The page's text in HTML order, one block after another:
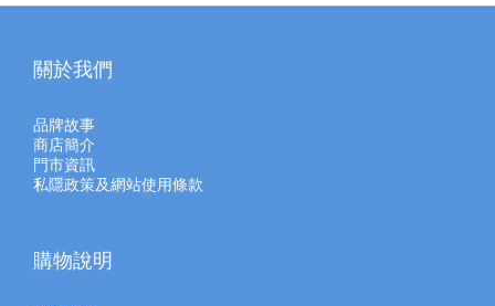
關於我們
品牌故事
商店簡介
門市資訊
私隱政策及網站使用條款
購物說明